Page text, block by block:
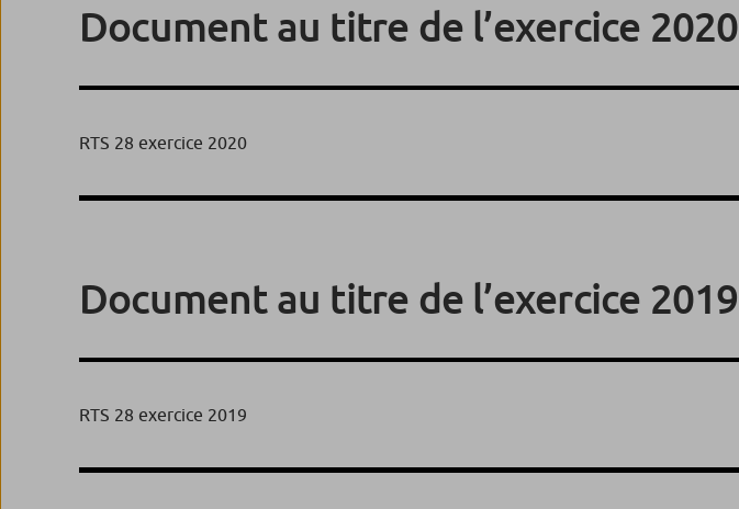
Document au titre de l’exercice 2020
RTS 28 exercice 2020
Document au titre de l’exercice 2019
RTS 28 exercice 2019